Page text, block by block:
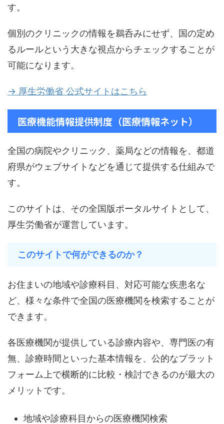
す。
個別のクリニックの情報を鵜呑みにせず、国の定め
るルールという大きな視点からチェックすることが
可能になります。
→ 厚生労働省 公式サイトはこちら
医療機能情報提供制度（医療情報ネット）
全国の病院やクリニック、薬局などの情報を、都道
府県がウェブサイトなどを通じて提供する仕組みで
す。
このサイトは、その全国版ポータルサイトとして、
厚生労働省が運営しています。
このサイトで何ができるのか？
お住まいの地域や診療科目、対応可能な疾患名な
ど、様々な条件で全国の医療機関を検索することが
できます。
各医療機関が提供している診療内容や、専門医の有
無、診療時間といった基本情報を、公的なプラット
フォーム上で横断的に比較・検討できるのが最大の
メリットです。
地域や診療科目からの医療機関検索